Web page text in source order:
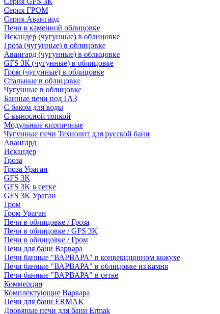
Серия ГРОМ
Серия Авангард
Печи в каменной облицовке
Искандер (чугунные) в облицовке
Гроза (чугунные) в облицовке
Авангард (чугунные) в облицовке
GFS ЗК (чугунные) в облицовке
Гром (чугунные) в облицовке
Стальные в облицовке
Чугунные в облицовке
Банные печи под ГАЗ
С баком для воды
С выносной топкой
Модульные кирпичные
Чугунные печи Технолит для русской бани
Авангард
Искандер
Гроза
Гроза Ураган
GFS 3K
GFS 3K в сетке
GFS 3K Ураган
Гром
Гром Ураган
Печи в облицовке / Гроза
Печи в облицовке / GFS 3K
Печи в облицовке / Гром
Печи для бани Варвара
Печи банные "ВАРВАРА" в конвекционном кожухе
Печи банные "ВАРВАРА" в облицовке из камня
Печи банные "ВАРВАРА" в сетке
Коммерция
Комплектующие Варвара
Печи для бани ERMAK
Дровяные печи для бани Ermak